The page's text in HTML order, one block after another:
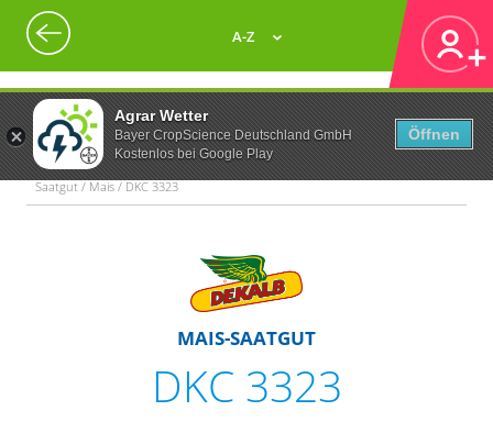
Agrar Wetter
Bayer CropScience Deutschland GmbH
Kostenlos bei Google Play
Öffnen
A-Z
Saatgut / Mais / DKC 3323
MAIS-SAATGUT
DKC 3323